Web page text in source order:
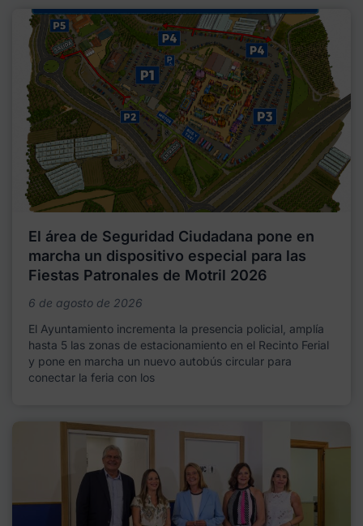
El área de Seguridad Ciudadana pone en
marcha un dispositivo especial para las
Fiestas Patronales de Motril 2026
6 de agosto de 2026
El Ayuntamiento incrementa la presencia policial, amplía
hasta 5 las zonas de estacionamiento en el Recinto Ferial
y pone en marcha un nuevo autobús circular para
conectar la feria con los